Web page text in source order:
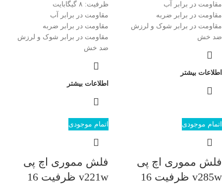
مقاومت در برابر آب
مقاومت در برابر ضربه
مقاومت در برابر شوک و لرزش
ضد خش
اطلاعات بیشتر
ظرفیت: ۸ گیگابایت
مقاومت در برابر آب
مقاومت در برابر ضربه
مقاومت در برابر شوک و لرزش
ضد خش
اطلاعات بیشتر
اتمام موجودی
فلش مموری اچ پی
v285w ظرفیت 16
اتمام موجودی
فلش مموری اچ پی
v221w ظرفیت 16